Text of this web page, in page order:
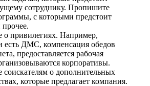
сотруднику. Пропишите
с которыми предстоит
прочее.
о привилегиях. Например,
есть ДМС, компенсация обедов
предоставляется рабочая
корпоративы.
соискателям о дополнительных
которые предлагает компания.